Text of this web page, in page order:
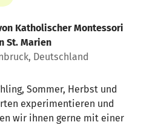
Katholischer Montessori
St. Marien
Deutschland
Sommer, Herbst und
experimentieren und
wir ihnen gerne mit einer